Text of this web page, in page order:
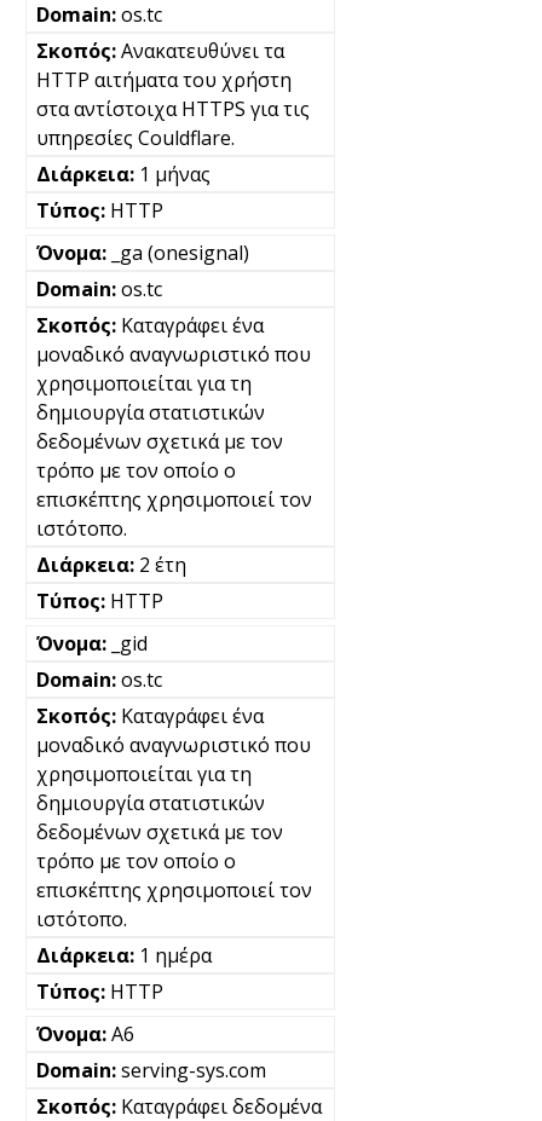
os.tc
Ανακατευθύνει τα
HTTP αιτήματα του χρήστη
στα αντίστοιχα HTTPS για τις
υπηρεσίες Couldflare.
1 μήνας
HTTP
_ga (onesignal)
os.tc
Καταγράφει ένα
μοναδικό αναγνωριστικό που
χρησιμοποιείται για τη
δημιουργία στατιστικών
δεδομένων σχετικά με τον
τρόπο με τον οποίο ο
επισκέπτης χρησιμοποιεί τον
ιστότοπο.
2 έτη
HTTP
_gid
os.tc
Καταγράφει ένα
μοναδικό αναγνωριστικό που
χρησιμοποιείται για τη
δημιουργία στατιστικών
δεδομένων σχετικά με τον
τρόπο με τον οποίο ο
επισκέπτης χρησιμοποιεί τον
ιστότοπο.
1 ημέρα
HTTP
A6
serving-sys.com
Καταγράφει δεδομένα